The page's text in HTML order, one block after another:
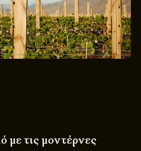
με τις μοντέρνες